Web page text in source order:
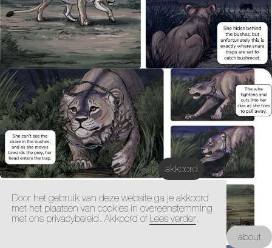
about
Door het gebruik van deze website ga je akkoord
met het plaatsen van cookies in overeenstemming
met ons privacybeleid. Akkoord of Lees verder.
akkoord